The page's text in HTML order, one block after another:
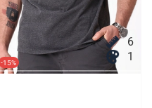
-15%
6
1